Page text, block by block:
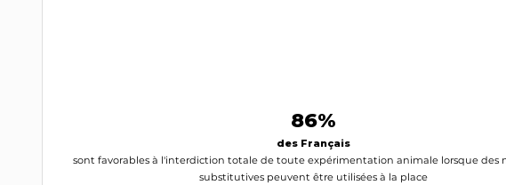
86%
des Français
sont favorables à l'interdiction totale de toute expérimentation animale lorsque des
substitutives peuvent être utilisées à la place